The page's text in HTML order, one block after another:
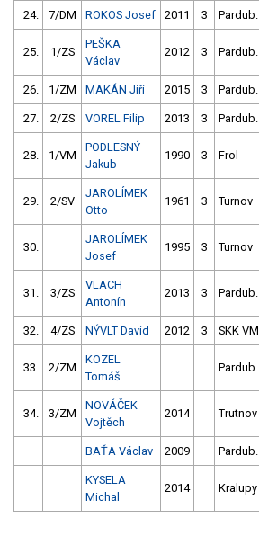
24. 7/DM ROKOS Josef 2011 3 Pardub.
25. 1/ZS
PEŠKA
Václav
2012 3 Pardub.
26. 1/ZM MAKÁN Jiří 2015 3 Pardub.
27. 2/ZS VOREL Filip 2013 3 Pardub.
28. 1/VM
PODLESNÝ
Jakub
1990 3 Frol
29. 2/SV
JAROLÍMEK
Otto
1961 3 Turnov
30.
JAROLÍMEK
Josef
1995 3 Turnov
31. 3/ZS
VLACH
Antonín
2013 3 Pardub.
32. 4/ZS NÝVLT David 2012 3 SKK VM
33. 2/ZM
KOZEL
Tomáš
Pardub.
34. 3/ZM
NOVÁČEK
Vojtěch
2014 Trutnov
BAŤA Václav 2009 Pardub.
KYSELA
Michal
2014 Kralupy